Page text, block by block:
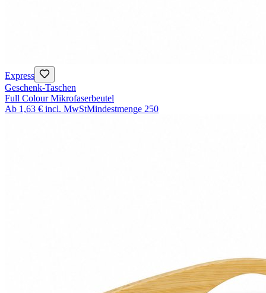
Express
Geschenk-Taschen
Full Colour Mikrofaserbeutel
Ab 1,63 € incl. MwStMindestmenge 250